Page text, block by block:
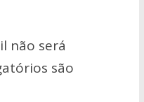
não será
são